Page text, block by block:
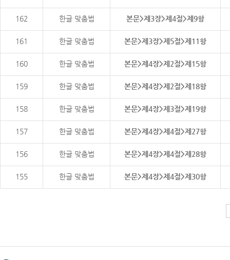
162 한글 맞춤법 본문>제3장>제4절>제9항
161 한글 맞춤법 본문>제3장>제5절>제11항
160 한글 맞춤법 본문>제4장>제2절>제15항
159 한글 맞춤법 본문>제4장>제2절>제18항
158 한글 맞춤법 본문>제4장>제3절>제19항
157 한글 맞춤법 본문>제4장>제4절>제27항
156 한글 맞춤법 본문>제4장>제4절>제28항
155 한글 맞춤법 본문>제4장>제4절>제30항